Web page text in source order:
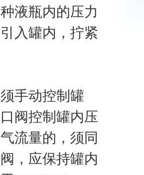
液瓶内的压力
入罐内，拧紧
手动控制罐
阀控制罐内压
流量的，须同
，应保持罐内